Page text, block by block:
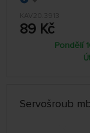
KAV20.3913
89 Kč
Pondělí
Servošroub